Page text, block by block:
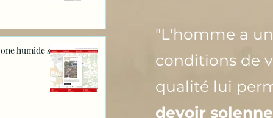
humide sur
"L'homme a
conditions de
qualité lui
devoir